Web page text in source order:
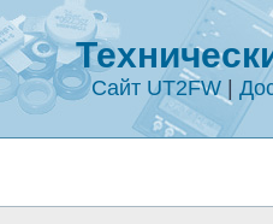
Сайт UT2FW|